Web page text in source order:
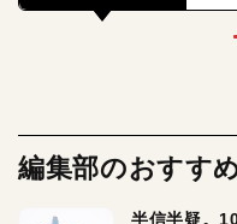
編集部のおすす
半信半疑。